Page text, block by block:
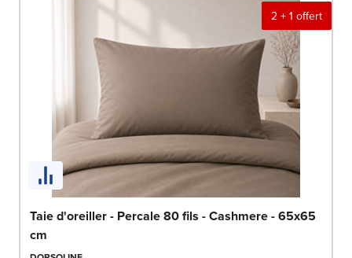
2 + 1 offert
Taie d'oreiller - Percale 80 fils - Cashmere - 65x65
cm